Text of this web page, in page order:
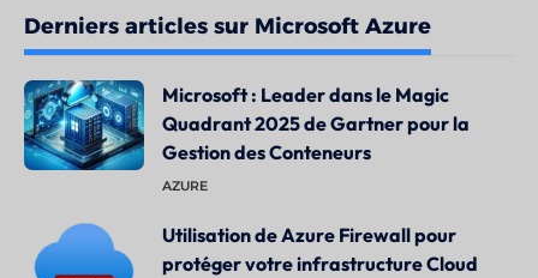
Derniers articles sur Microsoft Azure
Microsoft : Leader dans le Magic
Quadrant 2025 de Gartner pour la
Gestion des Conteneurs
AZURE
Utilisation de Azure Firewall pour
protéger votre infrastructure Cloud